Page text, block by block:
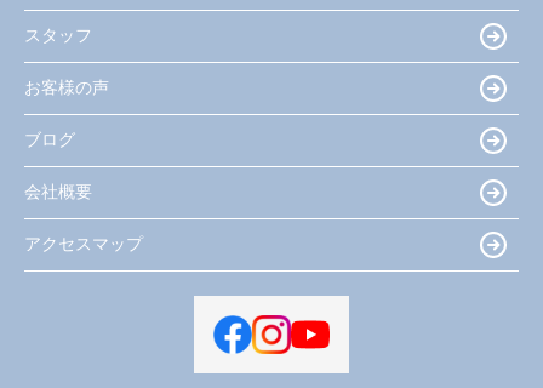
スタッフ
お客様の声
ブログ
会社概要
アクセスマップ